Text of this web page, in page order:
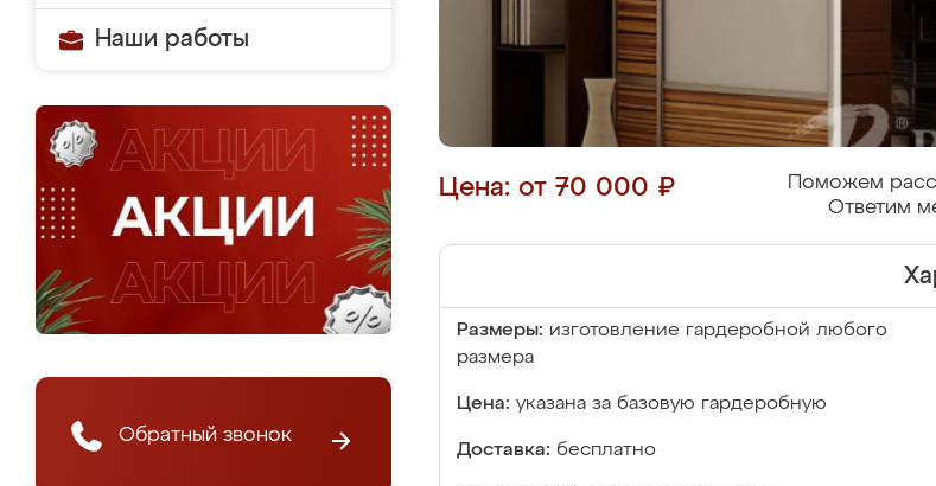
Наши работы
Обратный звонок
Цена: от 70 000 ₽
Поможем
Ответим
Размеры: изготовление гардеробной любого
размера
Цена: указана за базовую гардеробную
Доставка: бесплатно